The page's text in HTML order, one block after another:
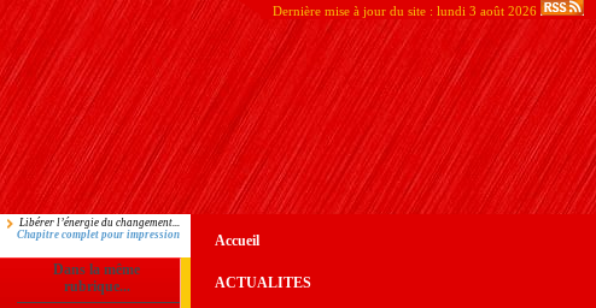
Dernière mise à jour du site : lundi 3 août 2026
Libérer l’énergie du changement...
Chapitre complet pour impression
Dans la même
rubrique...
Accueil
ACTUALITES